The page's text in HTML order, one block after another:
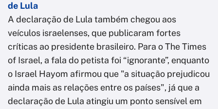
de Lula
A declaração de Lula também chegou aos
veículos israelenses, que publicaram fortes
críticas ao presidente brasileiro. Para o The Times
of Israel, a fala do petista foi “ignorante”, enquanto
o Israel Hayom afirmou que "a situação prejudicou
ainda mais as relações entre os países", já que a
declaração de Lula atingiu um ponto sensível em